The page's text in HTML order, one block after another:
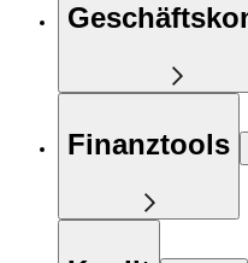
Finanztools